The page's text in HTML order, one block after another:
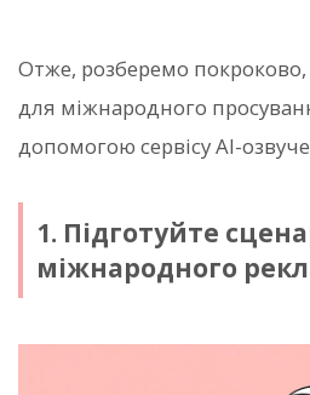
Отже, розберемо покроково,
для міжнародного
допомогою сервісу AI-
1. Підготуйте
міжнародного